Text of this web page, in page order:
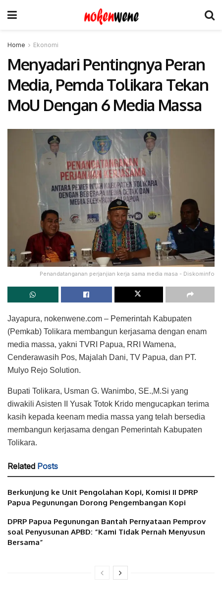
Home Ekonomi
Menyadari Pentingnya Peran
Media, Pemda Tolikara Tekan
MoU Dengan 6 Media Massa
Penandatanganan perjanjian kerja sama media masa - Diskominfo
Jayapura, nokenwene.com – Pemerintah Kabupaten
(Pemkab) Tolikara membangun kerjasama dengan enam
media massa, yakni TVRI Papua, RRI Wamena,
Cenderawasih Pos, Majalah Dani, TV Papua, dan PT.
Mulyo Rejo Solution.
Bupati Tolikara, Usman G. Wanimbo, SE.,M.Si yang
diwakili Asisten II Yusak Totok Krido mengucapkan terima
kasih kepada keenam media massa yang telah bersedia
membangun kerjasama dengan Pemerintah Kabupaten
Tolikara.
Related Posts
Berkunjung ke Unit Pengolahan Kopi, Komisi II DPRP
Papua Pegunungan Dorong Pengembangan Kopi
DPRP Papua Pegunungan Bantah Pernyataan Pemprov
soal Penyusunan APBD: “Kami Tidak Pernah Menyusun
Bersama”